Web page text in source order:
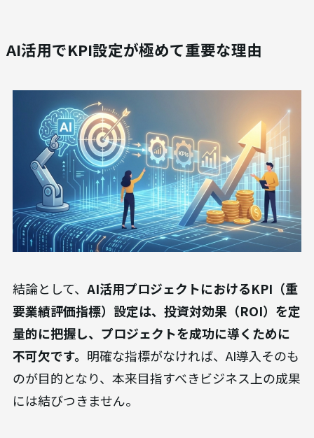
AI活用でKPI設定が極めて重要な理由
結論として、 AI活用プロジェクトにおけるKPI（重
要業績評価指標）設定は、投資対効果（ROI）を定
量的に把握し、プロジェクトを成功に導くために
不可欠です。 明確な指標がなければ、AI導入そのも
のが目的となり、本来目指すべきビジネス上の成果
には結びつきません。